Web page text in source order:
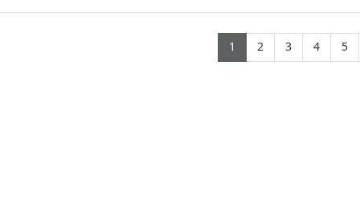
1 (current)
2(current)
3(current)
4 5